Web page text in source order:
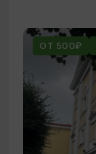
ОТ 500₽